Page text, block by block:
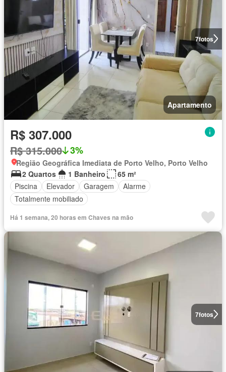
7fotos
Apartamento
R$ 307.000
R$ 315.000 3%
Região Geográfica Imediata de Porto Velho, Porto Velho
2 Quartos
1 Banheiro
65 m²
Piscina
Elevador Garagem
Alarme
Totalmente mobiliado
Há 1 semana, 20 horas em Chaves na mão
7fotos